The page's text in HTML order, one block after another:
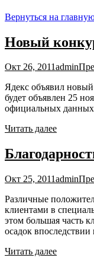
Вернуться на
Новый
Окт 26, 2011admin
Ядекс объявил
будет объявлен 25
официальных
Читать далее
Окт 25, 2011admin
Различные
клиентами в
этом большая часть
осадок
Читать далее